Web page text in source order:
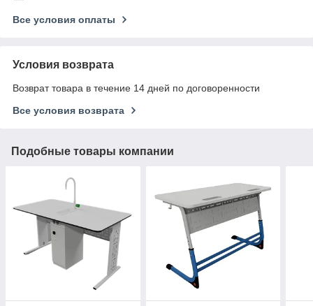
Все условия оплаты
Условия возврата
Возврат товара в течение 14 дней по договоренности
Все условия возврата
Подобные товары компании